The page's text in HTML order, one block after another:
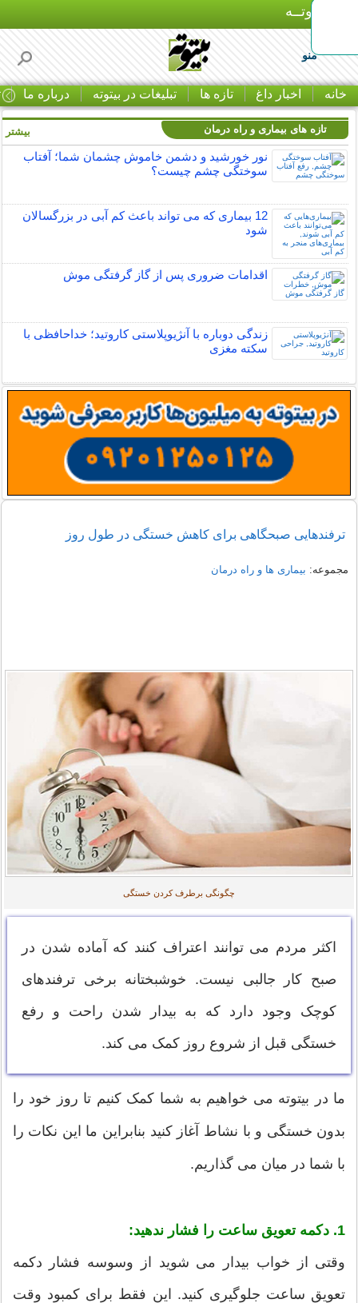
بـیتوتــه
منو
خانه اخبار داغ تازه ها تبلیغات در بیتوته درباره ما
تازه های بیماری و راه درمان
نور خورشید و دشمن خاموش چشمان شما؛ آفتاب
سوختگی چشم چیست؟
12 بیماری که می تواند باعث کم آبی در بزرگسالان
شود
اقدامات ضروری پس از گاز گرفتگی موش
زندگی دوباره با آنژیوپلاستی کاروتید؛ خداحافظی با
سکته مغزی
بیشتر
ترفندهایی صبحگاهی برای کاهش خستگی در طول روز
مجموعه: بیماری ها و راه درمان
چگونگی برطرف کردن خستگی
اکثر مردم می توانند اعتراف کنند که آماده شدن در
صبح کار جالبی نیست. خوشبختانه برخی ترفندهای
کوچک وجود دارد که به بیدار شدن راحت و رفع
خستگی قبل از شروع روز کمک می کند.
ما در بیتوته می خواهیم به شما کمک کنیم تا روز خود را
بدون خستگی و با نشاط آغاز کنید بنابراین ما این نکات را
با شما در میان می گذاریم.
1. دکمه تعویق ساعت را فشار ندهید:
وقتی از خواب بیدار می شوید از وسوسه فشار دکمه
تعویق ساعت جلوگیری کنید. این فقط برای کمبود وقت